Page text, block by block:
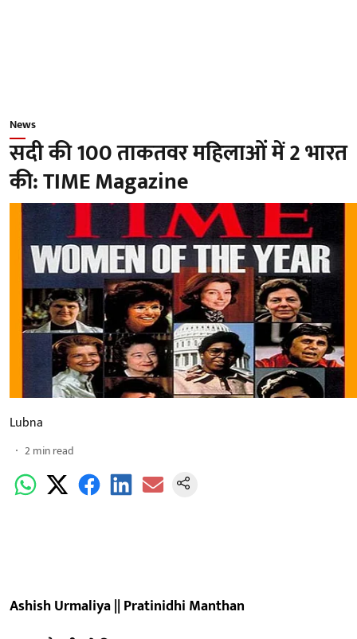
News
सदी की 100 ताकतवर महिलाओं में 2 भारत
की: TIME Magazine
Lubna
2min read
Ashish Urmaliya || Pratinidhi Manthan